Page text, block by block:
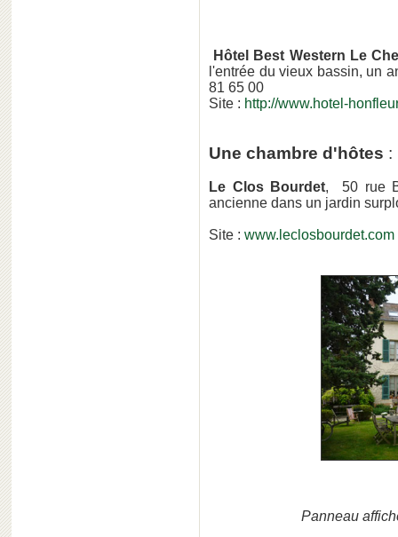
Hôtel Best Western Le
l'entrée du vieux bassin, un
81 65 00
Site : http://www.hotel-
Une chambre d'hôtes :
Le Clos Bourdet, 50 rue
ancienne dans un jardin
Site : www.leclosbourdet.com
Panneau